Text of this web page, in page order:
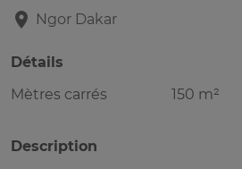
Ngor Dakar
Détails
Mètres carrés
150 m²
Description